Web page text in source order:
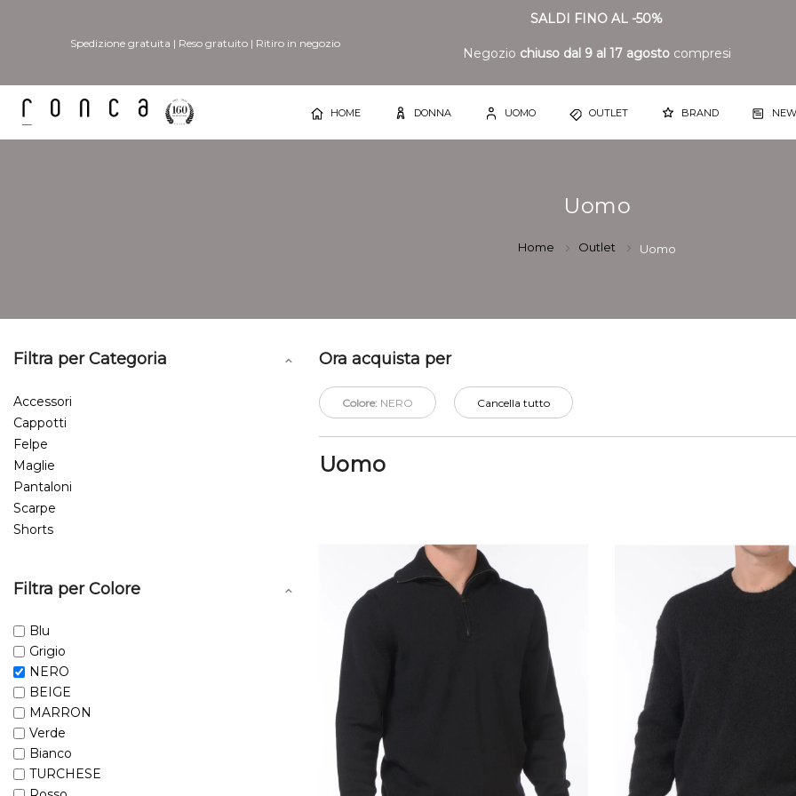
Spedizione gratuita | Reso gratuito| Ritiro in negozio
SALDI FINO AL -50%
Negozio chiuso dal 9 al 17 agosto compresi
HOME DONNA UOMO OUTLET BRAND
Uomo
Home Outlet Uomo
Ora acquista per
Colore: NERO Cancella tutto
Uomo
Filtra per Categoria
Accessori
Cappotti
Felpe
Maglie
Pantaloni
Scarpe
Shorts
Filtra per Colore
Blu
Grigio
NERO
BEIGE
MARRON
Verde
Bianco
TURCHESE